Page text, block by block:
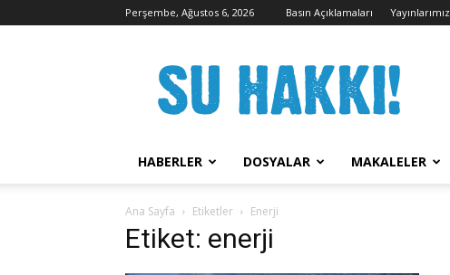
Perşembe, Ağustos 6, 2026 Basın Açıklamaları Yayınlarımız
Hakkı
Kampanyası
HABERLER DOSYALAR MAKALELER
Ana Sayfa Etiketler Enerji
Etiket: enerji